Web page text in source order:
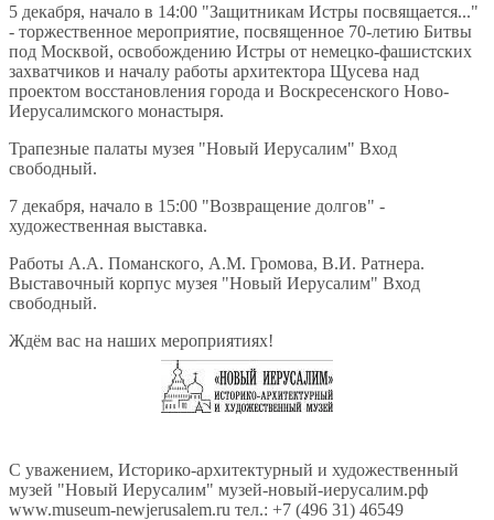
5 декабря, начало в 14:00 "Защитникам Истры посвящается..."
- торжественное мероприятие, посвященное 70-летию Битвы
под Москвой, освобождению Истры от немецко-фашистских
захватчиков и началу работы архитектора Щусева над
проектом восстановления города и Воскресенского Ново-
Иерусалимского монастыря.
Трапезные палаты музея "Новый Иерусалим" Вход
свободный.
7 декабря, начало в 15:00 "Возвращение долгов" -
художественная выставка.
Работы А.А. Поманского, А.М. Громова, В.И. Ратнера.
Выставочный корпус музея "Новый Иерусалим" Вход
свободный.
Ждём вас на наших мероприятиях!
С уважением, Историко-архитектурный и художественный
музей "Новый Иерусалим" музей-новый-иерусалим.рф
www.museum-newjerusalem.ru тел.: +7 (496 31) 46549